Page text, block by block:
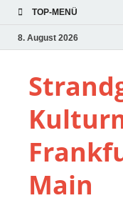
TOP-MENÜ
8. August 2026
Main